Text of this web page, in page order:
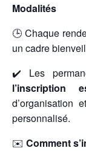
Modalités
🕒 Chaque
un cadre
✔️ Les
l’inscription
d’organisation
personnalisé.
✉️ Comment